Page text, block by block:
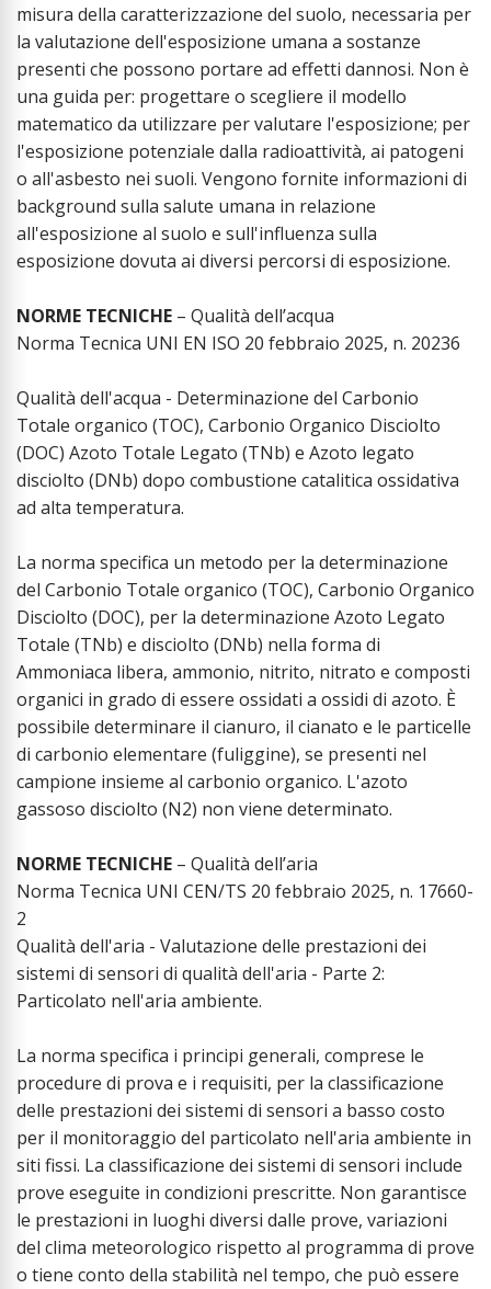
misura della caratterizzazione del suolo, necessaria per
la valutazione dell'esposizione umana a sostanze
presenti che possono portare ad effetti dannosi. Non è
una guida per: progettare o scegliere il modello
matematico da utilizzare per valutare l'esposizione; per
l'esposizione potenziale dalla radioattività, ai patogeni
o all'asbesto nei suoli. Vengono fornite informazioni di
background sulla salute umana in relazione
all'esposizione al suolo e sull'influenza sulla
esposizione dovuta ai diversi percorsi di esposizione.
NORME TECNICHE – Qualità dell’acqua
Norma Tecnica UNI EN ISO 20 febbraio 2025, n. 20236
Qualità dell'acqua - Determinazione del Carbonio
Totale organico (TOC), Carbonio Organico Disciolto
(DOC) Azoto Totale Legato (TNb) e Azoto legato
disciolto (DNb) dopo combustione catalitica ossidativa
ad alta temperatura.
La norma specifica un metodo per la determinazione
del Carbonio Totale organico (TOC), Carbonio Organico
Disciolto (DOC), per la determinazione Azoto Legato
Totale (TNb) e disciolto (DNb) nella forma di
Ammoniaca libera, ammonio, nitrito, nitrato e composti
organici in grado di essere ossidati a ossidi di azoto. È
possibile determinare il cianuro, il cianato e le particelle
di carbonio elementare (fuliggine), se presenti nel
campione insieme al carbonio organico. L'azoto
gassoso disciolto (N2) non viene determinato.
NORME TECNICHE – Qualità dell’aria
Norma Tecnica UNI CEN/TS 20 febbraio 2025, n. 17660-
2
Qualità dell'aria - Valutazione delle prestazioni dei
sistemi di sensori di qualità dell'aria - Parte 2:
Particolato nell'aria ambiente.
La norma specifica i principi generali, comprese le
procedure di prova e i requisiti, per la classificazione
delle prestazioni dei sistemi di sensori a basso costo
per il monitoraggio del particolato nell'aria ambiente in
siti fissi. La classificazione dei sistemi di sensori include
prove eseguite in condizioni prescritte. Non garantisce
le prestazioni in luoghi diversi dalle prove, variazioni
del clima meteorologico rispetto al programma di prove
o tiene conto della stabilità nel tempo, che può essere